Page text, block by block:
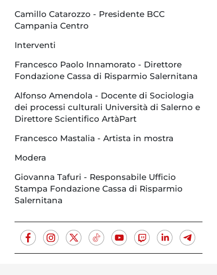
Camillo Catarozzo - Presidente BCC
Campania Centro
Interventi
Francesco Paolo Innamorato - Direttore
Fondazione Cassa di Risparmio Salernitana
Alfonso Amendola - Docente di Sociologia
dei processi culturali Università di Salerno e
Direttore Scientifico ArtàPart
Francesco Mastalia - Artista in mostra
Modera
Giovanna Tafuri - Responsabile Ufficio
Stampa Fondazione Cassa di Risparmio
Salernitana